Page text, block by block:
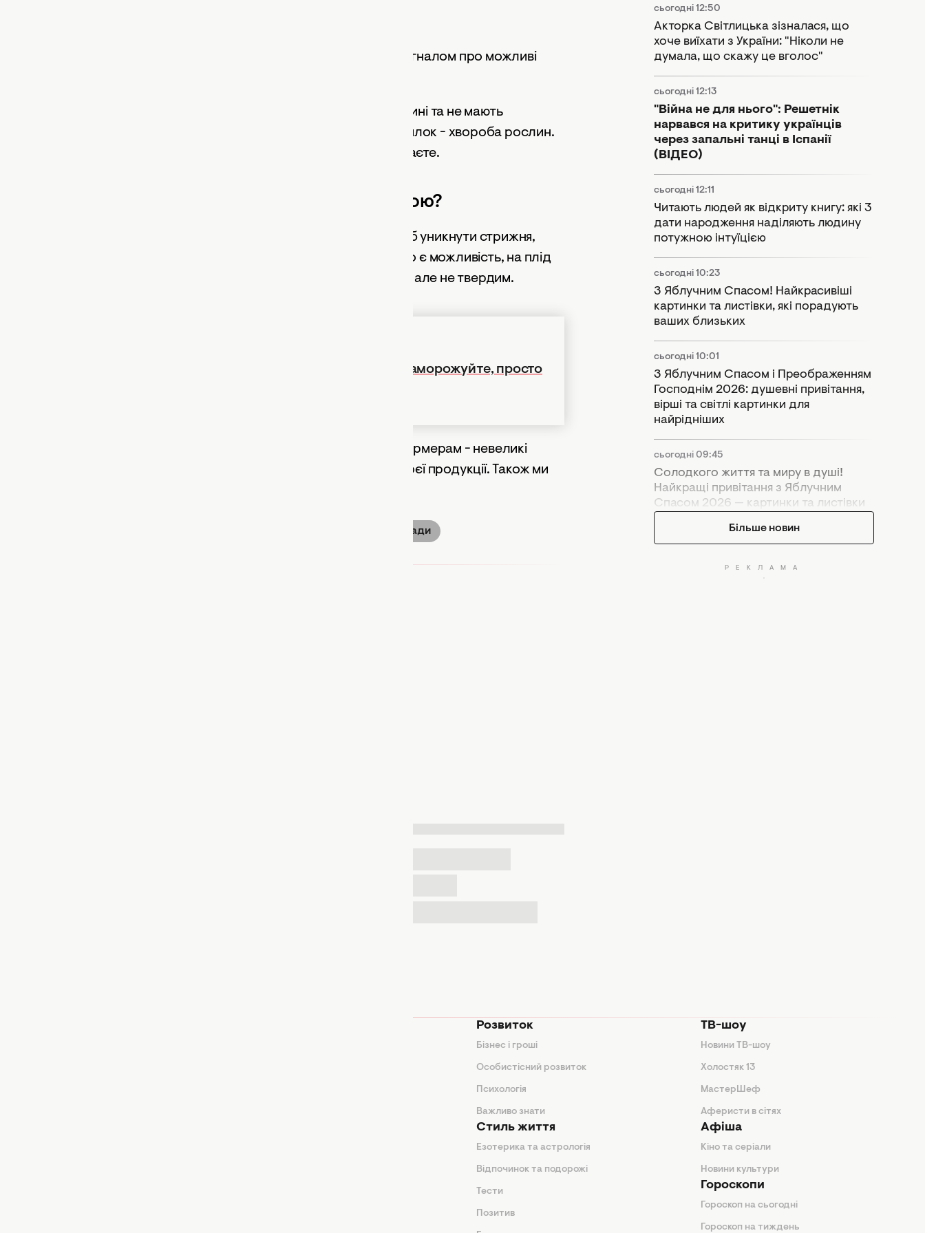
Це не просто дефект вирощування. Він може бути сигналом про можливі
Їсти їх не варто. Зазвичай такі томати жорсткі всередині та не мають
яскравого смаку. А також одна з причин появи цих жилок - хвороба рослин.
Ніякої користі від вживання таких томатів ви не отримаєте.
Як уникнути покупки помідорів із прожилкою?
Звертайте увагу на те, який вигляд мають томати. Щоб уникнути стрижня,
вибирайте помідори рівномірного забарвлення. Якщо є можливість, на плід
можна злегка натиснути - він повинен бути пружним, але не твердим.
Крутий спосіб заготовки кропу: не сушіть і не заморожуйте, просто
Купуючи помідори, віддавайте перевагу місцевим фермерам - невеликі
підприємства можуть краще контролювати якість своєї продукції. Також ми
корисні поради
сьогодні 12:50
Акторка Світлицька зізналася, що
хоче виїхати з України: "Ніколи не
думала, що скажу це вголос"
сьогодні 12:13
"Війна не для нього": Решетнік
нарвався на критику українців
через запальні танці в Іспанії
(ВІДЕО)
сьогодні 12:11
Читають людей як відкриту книгу: які 3
дати народження наділяють людину
потужною інтуїцією
сьогодні 10:23
З Яблучним Спасом! Найкрасивіші
картинки та листівки, які порадують
ваших близьких
сьогодні 10:01
З Яблучним Спасом і Преображенням
Господнім 2026: душевні привітання,
вірші та світлі картинки для
найрідніших
сьогодні 09:45
Солодкого життя та миру в душі!
Найкращі привітання з Яблучним
Спасом 2026 — картинки та листівки
Більше новин
Розвиток
Бізнес і гроші
Особистісний розвиток
Психологія
Важливо знати
Стиль життя
Езотерика та астрологія
Відпочинок та подорожі
Тести
Позитив
ТВ-шоу
Новини ТВ-шоу
Холостяк 13
МастерШеф
Аферисти в сітях
Афіша
Кіно та серіали
Новини культури
Гороскопи
Гороскоп на сьогодні
Гороскоп на тиждень